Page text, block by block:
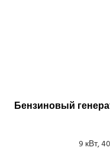
Бензиновый
9 кВт,